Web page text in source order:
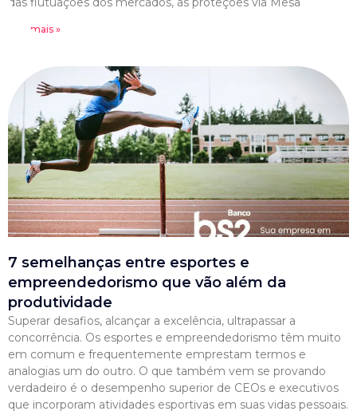
Leia mais »
7 semelhanças entre esportes e
empreendedorismo que vão além da
produtividade
Superar desafios, alcançar a excelência, ultrapassar a
concorrência. Os esportes e empreendedorismo têm muito
em comum e frequentemente emprestam termos e
analogias um do outro. O que também vem se provando
verdadeiro é o desempenho superior de CEOs e executivos
que incorporam atividades esportivas em suas vidas pessoais.